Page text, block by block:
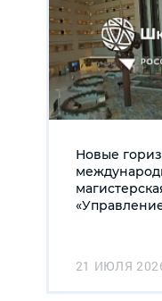
Новые
21 ИЮЛЯ